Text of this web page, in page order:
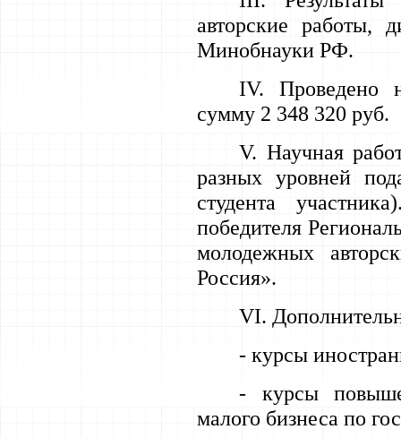
авторские работы,
Минобнауки РФ.
IV. Проведено
сумму 2 348 320 руб.
V. Научная
разных уровней
студента
победителя
молодежных
Россия».
VI.
- курсы
- курсы
малого бизнеса по